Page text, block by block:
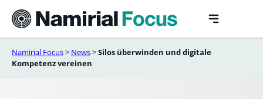
content
Namirial Focus> News>Silos überwinden und digitale
Kompetenz vereinen